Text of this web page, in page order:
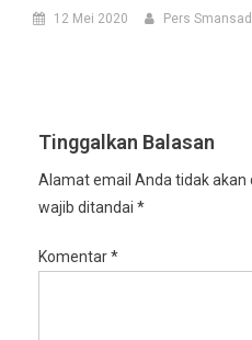
12 Mei 2020 Pers
Tinggalkan Balasan
Alamat email Anda tidak akan
wajib ditandai *
Komentar*